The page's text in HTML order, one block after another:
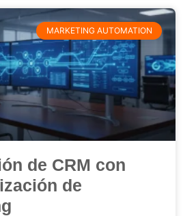
MARKETING AUTOMATION
de CRM con
de